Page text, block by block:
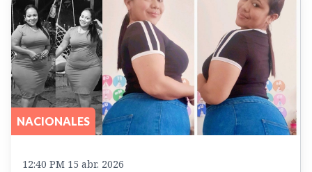
NACIONALES
12:40 PM 15 abr. 2026